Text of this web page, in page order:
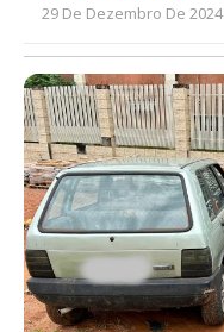
29 De Dezembro De 2024